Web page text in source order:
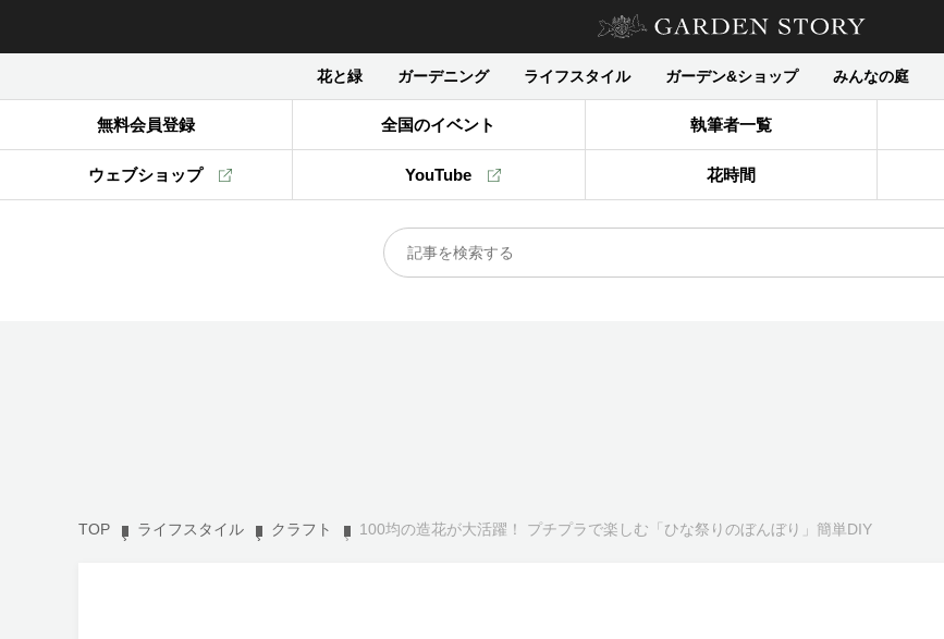
花と緑 ガーデニング ライフスタイル ガーデン&ショップ みんなの庭
無料会員登録 全国のイベント 執筆者一覧
ウェブショップ YouTube 花時間
TOP ライフスタイル クラフト 100均の造花が大活躍！ プチプラで楽しむ「ひな祭りのぼんぼり」簡単DIY